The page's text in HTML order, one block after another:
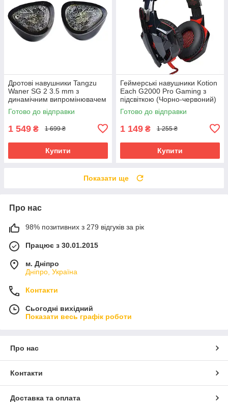
Дротові навушники Tangzu
Waner SG 2 3.5 mm з
динамічним випромінювачем
(Чорний)
Готово до відправки
1 549 ₴ 1 699 ₴
Купити
Геймерські навушники Kotion
Each G2000 Pro Gaming з
підсвіткою (Чорно-червоний)
Готово до відправки
1 149 ₴ 1 255 ₴
Купити
Показати ще
Про нас
98% позитивних з 279 відгуків за рік
Працює з 30.01.2015
м. Дніпро
Дніпро, Україна
Контакти
Сьогодні вихідний
Показати весь графік роботи
Про нас
Контакти
Доставка та оплата